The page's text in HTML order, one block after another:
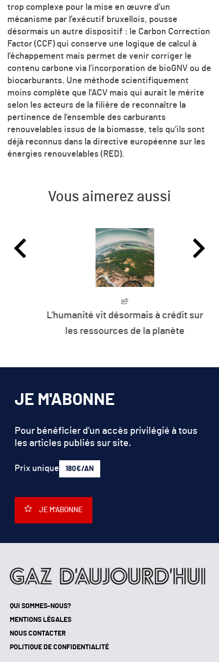
trop complexe pour la mise en œuvre d’un
mécanisme par l’exécutif bruxellois, pousse
désormais un autre dispositif : le Carbon Correction
Factor (CCF) qui conserve une logique de calcul à
l’échappement mais permet de venir corriger le
contenu carbone via l’incorporation de bioGNV ou de
biocarburants. Une méthode scientifiquement
moins complète que l’ACV mais qui aurait le mérite
selon les acteurs de la filière de reconnaître la
pertinence de l’ensemble des carburants
renouvelables issus de la biomasse, tels qu’ils sont
déjà reconnus dans la directive européenne sur les
énergies renouvelables (RED).
Vous aimerez aussi
L’humanité vit désormais à crédit sur
les ressources de la planète
QUI SOMMES-NOUS?
MENTIONS LÉGALES
NOUS CONTACTER
POLITIQUE DE CONFIDENTIALITÉ
JE M'ABONNE
Pour bénéficier d’un accès privilégié à tous
les articles publiés sur site.
Prix unique 180€/AN
JE M'ABONNE